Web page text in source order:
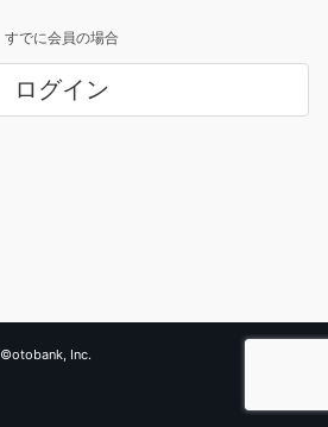
すでに会員の場合
ログイン
©otobank, Inc.